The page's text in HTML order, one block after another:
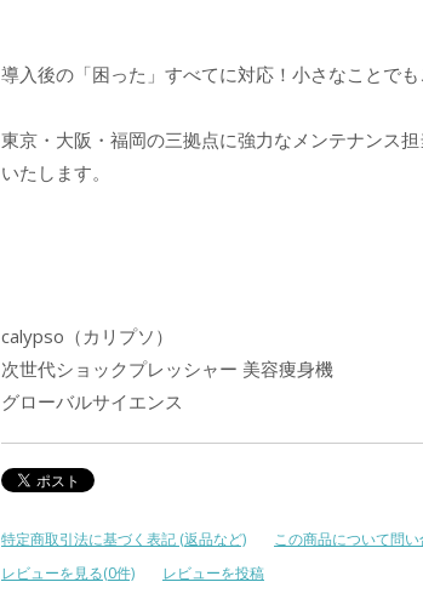
導入後の「困った」すべてに対応！小さなことでも
東京・大阪・福岡の三拠点に強力なメンテナンス
いたします。
calypso（カリプソ）
次世代ショックプレッシャー 美容痩身機
グローバルサイエンス
特定商取引法に基づく表記 (返品など) この商品について問
レビューを見る(0件)
レビューを投稿